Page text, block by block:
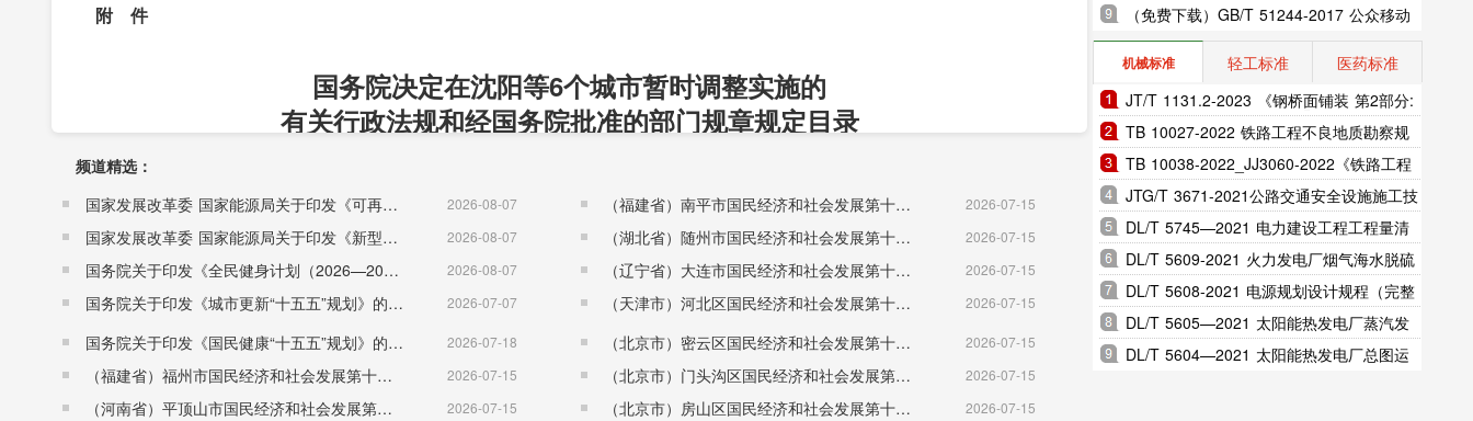
附 件
国务院决定在沈阳等6个城市暂时调整实施的
有关行政法规和经国务院批准的部门规章规定目录
频道精选：
国家发展改革委 国家能源局关于印发《可再生能源发展“十五五”规划》的通知 （发改能源〔2026〕1067号）
2026-08-07
国家发展改革委 国家能源局关于印发《新型电力系统建设“十五五”规划》的通知​ （发改能源〔2026〕942号） 2026-08-07
国务院关于印发《全民健身计划（2026—2030年）》的通知 （国发〔2026〕26号） 2026-08-07
国务院关于印发《城市更新“十五五”规划》的通知（国发〔2026〕12号） 2026-07-07
国务院关于印发《国民健康“十五五”规划》的通知 （国发〔2026〕23号） 2026-07-18
（福建省）福州市国民经济和社会发展第十五个五年规划纲要 2026-07-15
（河南省）平顶山市国民经济和社会发展第十五个五年规划纲要 2026-07-15
（福建省）南平市国民经济和社会发展第十五个五年规划纲要 2026-07-15
（湖北省）随州市国民经济和社会发展第十五个五年规划纲要 2026-07-15
（辽宁省）大连市国民经济和社会发展第十五个五年规划纲要 2026-07-15
（天津市）河北区国民经济和社会发展第十五个五年规划纲要 2026-07-15
（北京市）密云区国民经济和社会发展第十五个五年规划纲要 2026-07-15
（北京市）门头沟区国民经济和社会发展第十五个五年规划纲要 2026-07-15
（北京市）房山区国民经济和社会发展第十五个五年规划纲要 2026-07-15
量标准
（免费下载）GB/T 51244-2017 公众移动
通信隧道覆盖工程技术规范
机械标准 轻工标准
医药标准
JT/T 1131.2-2023 《钢桥面铺装 第2部分:
热拌环氧沥青》
TB 10027-2022 铁路工程不良地质勘察规
程
TB 10038-2022_JJ3060-2022《铁路工程
特殊岩土勘察规程》
JTG/T 3671-2021公路交通安全设施施工技
术规范
DL/T 5745—2021 电力建设工程工程量清
单计价规范（完整版）
DL/T 5609-2021 火力发电厂烟气海水脱硫
系统设计规程（完整版）
DL/T 5608-2021 电源规划设计规程（完整
版）
DL/T 5605—2021 太阳能热发电厂蒸汽发
生系统设计规范（完整版）
DL/T 5604—2021 太阳能热发电厂总图运